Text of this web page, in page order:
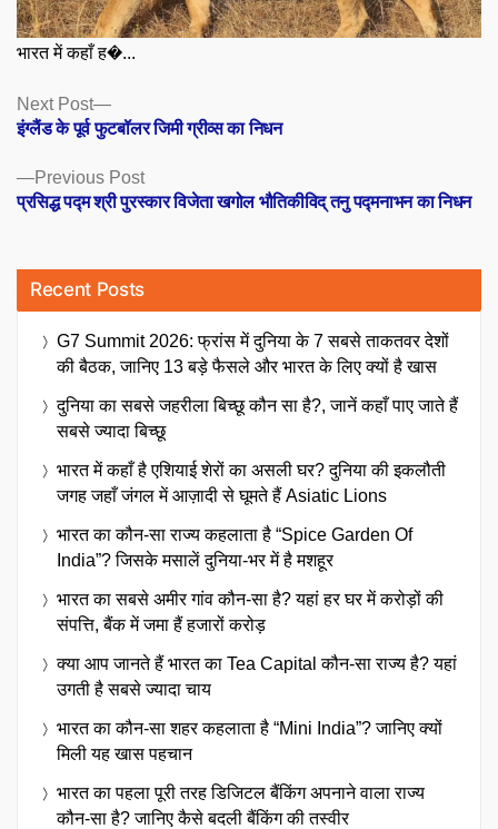
भारत में कहाँ ह�...
Posts
navigation
Previous PostPrevious
post:
प्रसिद्ध पद्म श्री पुरस्कार विजेता खगोल भौतिकीविद् तनु पद्मनाभन का निधन
Next Post
Next
post:
इंग्लैंड के पूर्व फुटबॉलर जिमी ग्रीव्स का निधन
Recent Posts
G7 Summit 2026: फ्रांस में दुनिया के 7 सबसे ताकतवर देशों
की बैठक, जानिए 13 बड़े फैसले और भारत के लिए क्यों है खास
दुनिया का सबसे जहरीला बिच्छू कौन सा है?, जानें कहाँ पाए जाते हैं
सबसे ज्यादा बिच्छू
भारत में कहाँ है एशियाई शेरों का असली घर? दुनिया की इकलौती
जगह जहाँ जंगल में आज़ादी से घूमते हैं Asiatic Lions
भारत का कौन-सा राज्य कहलाता है “Spice Garden Of
India”? जिसके मसालें दुनिया-भर में है मशहूर
भारत का सबसे अमीर गांव कौन-सा है? यहां हर घर में करोड़ों की
संपत्ति, बैंक में जमा हैं हजारों करोड़
क्या आप जानते हैं भारत का Tea Capital कौन-सा राज्य है? यहां
उगती है सबसे ज्यादा चाय
भारत का कौन-सा शहर कहलाता है “Mini India”? जानिए क्यों
मिली यह खास पहचान
भारत का पहला पूरी तरह डिजिटल बैंकिंग अपनाने वाला राज्य
कौन-सा है? जानिए कैसे बदली बैंकिंग की तस्वीर